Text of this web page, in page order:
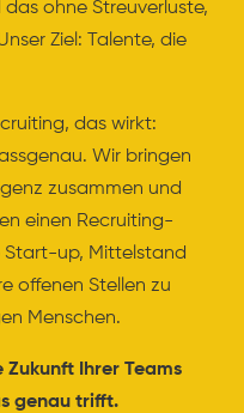
ohne Streuverluste,
Ziel: Talente, die
das wirkt:
Wir bringen
zusammen und
einen Recruiting-
Start-up, Mittelstand
offenen Stellen zu
Menschen.
Zukunft Ihrer Teams
genau trifft.